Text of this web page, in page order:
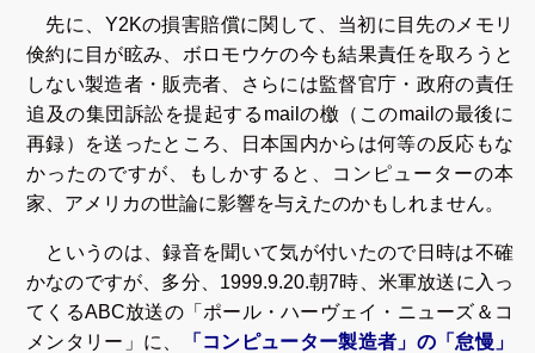
先に、Y2Kの損害賠償に関して、当初に目先のメモリ
倹約に目が眩み、ボロモウケの今も結果責任を取ろうと
しない製造者・販売者、さらには監督官庁・政府の責任
追及の集団訴訟を提起するmailの檄（このmailの最後に
再録）を送ったところ、日本国内からは何等の反応もな
かったのですが、もしかすると、コンピューターの本
家、アメリカの世論に影響を与えたのかもしれません。
というのは、録音を聞いて気が付いたので日時は不確
かなのですが、多分、1999.9.20.朝7時、米軍放送に入っ
てくるABC放送の「ポール・ハーヴェイ・ニューズ＆コ
メンタリー」に、
「コンピューター製造者」の「怠慢」